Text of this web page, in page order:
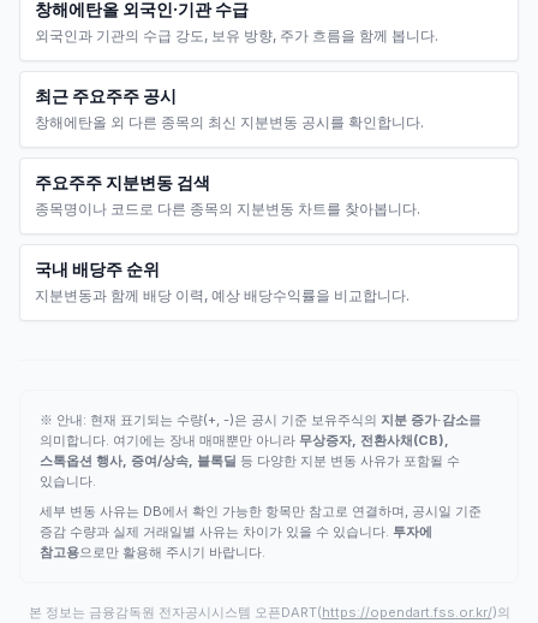
창해에탄올 외국인·기관 수급
외국인과 기관의 수급 강도, 보유 방향, 주가 흐름을 함께 봅니다.
최근 주요주주 공시
창해에탄올 외 다른 종목의 최신 지분변동 공시를 확인합니다.
주요주주 지분변동 검색
종목명이나 코드로 다른 종목의 지분변동 차트를 찾아봅니다.
국내 배당주 순위
지분변동과 함께 배당 이력, 예상 배당수익률을 비교합니다.
※ 안내: 현재 표기되는 수량(+, -)은 공시 기준 보유주식의 지분 증가·감소를
의미합니다. 여기에는 장내 매매뿐만 아니라 무상증자, 전환사채(CB),
스톡옵션 행사, 증여/상속, 블록딜 등 다양한 지분 변동 사유가 포함될 수
있습니다.
세부 변동 사유는 DB에서 확인 가능한 항목만 참고로 연결하며, 공시일 기준
증감 수량과 실제 거래일별 사유는 차이가 있을 수 있습니다. 투자에
참고용으로만 활용해 주시기 바랍니다.
본 정보는 금융감독원 전자공시시스템 오픈DART(https://opendart.fss.or.kr/)의